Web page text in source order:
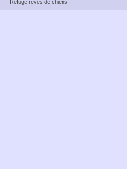
Refuge rêves de chiens